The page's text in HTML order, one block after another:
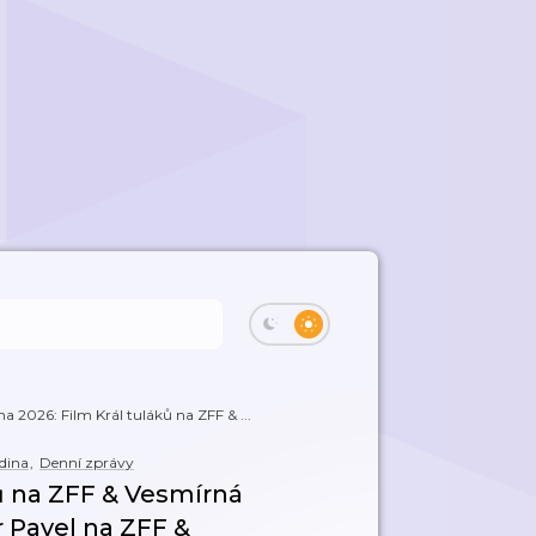
2026: Film Král tuláků na ZFF & ...
, Denní zprávy
ZFF & Vesmírná
na ZFF &